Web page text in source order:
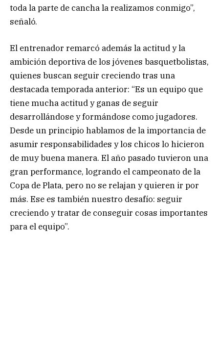
toda la parte de cancha la realizamos conmigo”,
señaló.
El entrenador remarcó además la actitud y la
ambición deportiva de los jóvenes basquetbolistas,
quienes buscan seguir creciendo tras una
destacada temporada anterior: “Es un equipo que
tiene mucha actitud y ganas de seguir
desarrollándose y formándose como jugadores.
Desde un principio hablamos de la importancia de
asumir responsabilidades y los chicos lo hicieron
de muy buena manera. El año pasado tuvieron una
gran performance, logrando el campeonato de la
Copa de Plata, pero no se relajan y quieren ir por
más. Ese es también nuestro desafío: seguir
creciendo y tratar de conseguir cosas importantes
para el equipo”.